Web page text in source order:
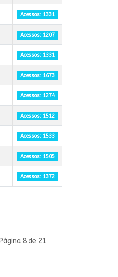
Acessos: 1331
Acessos: 1207
Acessos: 1331
Acessos: 1673
Acessos: 1274
Acessos: 1512
Acessos: 1533
Acessos: 1505
Acessos: 1372
Página 8 de 21